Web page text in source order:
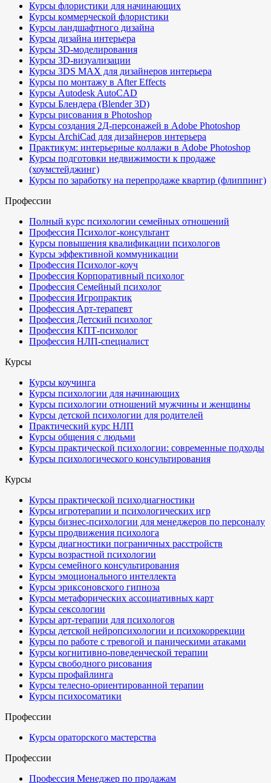
Курсы флористики для начинающих
Курсы коммерческой флористики
Курсы ландшафтного дизайна
Курсы дизайна интерьера
Курсы 3D-моделирования
Курсы 3D-визуализации
Курсы 3DS MAX для дизайнеров интерьера
Курсы по монтажу в After Effects
Курсы Autodesk AutoCAD
Курсы Блендера (Blender 3D)
Курсы рисования в Photoshop
Курсы создания 2Д-персонажей в Adobe Photoshop
Курсы ArchiCad для дизайнеров интерьера
Практикум: интерьерные коллажи в Adobe Photoshop
Курсы подготовки недвижимости к продаже
(хоумстейджинг)
Курсы по заработку на перепродаже квартир (флиппинг)
Профессии
Полный курс психологии семейных отношений
Профессия Психолог-консультант
Курсы повышения квалификации психологов
Курсы эффективной коммуникации
Профессия Психолог-коуч
Профессия Корпоративный психолог
Профессия Семейный психолог
Профессия Игропрактик
Профессия Арт-терапевт
Профессия Детский психолог
Профессия КПТ-психолог
Профессия НЛП-специалист
Курсы
Курсы коучинга
Курсы психологии для начинающих
Курсы психологии отношений мужчины и женщины
Курсы детской психологии для родителей
Практический курс НЛП
Курсы общения с людьми
Курсы практической психологии: современные подходы
Курсы психологического консультирования
Курсы
Курсы практической психодиагностики
Курсы игротерапии и психологических игр
Курсы бизнес-психологии для менеджеров по персоналу
Курсы продвижения психолога
Курсы диагностики пограничных расстройств
Курсы возрастной психологии
Курсы семейного консультирования
Курсы эмоционального интеллекта
Курсы эриксоновского гипноза
Курсы метафорических ассоциативных карт
Курсы сексологии
Курсы арт-терапии для психологов
Курсы детской нейропсихологии и психокоррекции
Курсы по работе с тревогой и паническими атаками
Курсы когнитивно-поведенческой терапии
Курсы свободного рисования
Курсы профайлинга
Курсы телесно-ориентированной терапии
Курсы психосоматики
Профессии
Курсы ораторского мастерства
Профессии
Профессия Менеджер по продажам